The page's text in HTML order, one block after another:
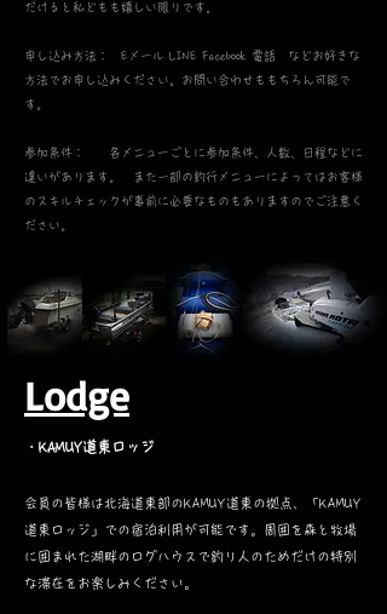
だけると私どもも嬉しい限りです。
申し込み方法： Eメール LINE Facebook 電話 などお好きな
方法でお申し込みください。お問い合わせももちろん可能で
す。
​参加条件： 各メニューごとに参加条件、人数、日程などに
違いがあります。 また一部の釣行メニューによってはお客様
のスキルチェックが事前に必要なものもありますのでご注意く
ださい。
​Lodge
・KAMUY道東ロッジ
会員の皆様は北海道東部のKAMUY道東の拠点、「KAMUY
道東ロッジ」での宿泊利用が可能です。周囲を森と牧場
に囲まれた湖畔のログハウスで釣り人のためだけの特別
な滞在をお楽しみください。